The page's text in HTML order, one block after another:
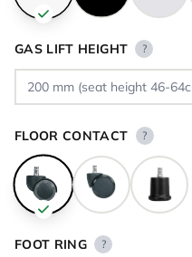
GAS LIFT HEIGHT ?
FLOOR CONTACT ?
FOOT RING ?